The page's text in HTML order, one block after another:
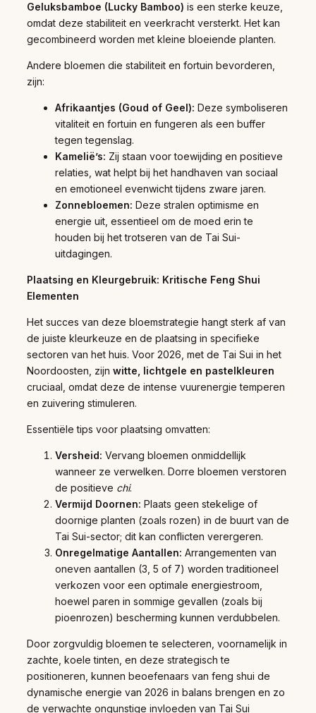
Geluksbamboe (Lucky Bamboo) is een sterke keuze,
omdat deze stabiliteit en veerkracht versterkt. Het kan
gecombineerd worden met kleine bloeiende planten.
Andere bloemen die stabiliteit en fortuin bevorderen,
zijn:
Afrikaantjes (Goud of Geel): Deze symboliseren
vitaliteit en fortuin en fungeren als een buffer
tegen tegenslag.
Kamelië’s: Zij staan voor toewijding en positieve
relaties, wat helpt bij het handhaven van sociaal
en emotioneel evenwicht tijdens zware jaren.
Zonnebloemen: Deze stralen optimisme en
energie uit, essentieel om de moed erin te
houden bij het trotseren van de Tai Sui-
uitdagingen.
Plaatsing en Kleurgebruik: Kritische Feng Shui
Elementen
Het succes van deze bloemstrategie hangt sterk af van
de juiste kleurkeuze en de plaatsing in specifieke
sectoren van het huis. Voor 2026, met de Tai Sui in het
Noordoosten, zijn witte, lichtgele en pastelkleuren
cruciaal, omdat deze de intense vuurenergie temperen
en zuivering stimuleren.
Essentiële tips voor plaatsing omvatten:
Versheid: Vervang bloemen onmiddellijk
wanneer ze verwelken. Dorre bloemen verstoren
de positieve chi.
Vermijd Doornen: Plaats geen stekelige of
doornige planten (zoals rozen) in de buurt van de
Tai Sui-sector; dit kan conflicten verergeren.
Onregelmatige Aantallen: Arrangementen van
oneven aantallen (3, 5 of 7) worden traditioneel
verkozen voor een optimale energiestroom,
hoewel paren in sommige gevallen (zoals bij
pioenrozen) bescherming kunnen verdubbelen.
Door zorgvuldig bloemen te selecteren, voornamelijk in
zachte, koele tinten, en deze strategisch te
positioneren, kunnen beoefenaars van feng shui de
dynamische energie van 2026 in balans brengen en zo
de verwachte ongunstige invloeden van Tai Sui